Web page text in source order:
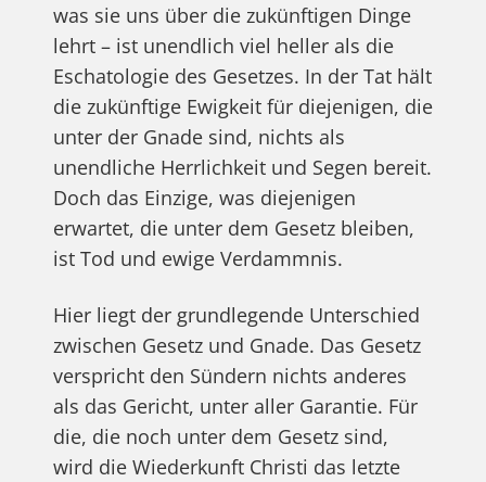
was sie uns über die zukünftigen Dinge
lehrt – ist unendlich viel heller als die
Eschatologie des Gesetzes. In der Tat hält
die zukünftige Ewigkeit für diejenigen, die
unter der Gnade sind, nichts als
unendliche Herrlichkeit und Segen bereit.
Doch das Einzige, was diejenigen
erwartet, die unter dem Gesetz bleiben,
ist Tod und ewige Verdammnis.
Hier liegt der grundlegende Unterschied
zwischen Gesetz und Gnade. Das Gesetz
verspricht den Sündern nichts anderes
als das Gericht, unter aller Garantie. Für
die, die noch unter dem Gesetz sind,
wird die Wiederkunft Christi das letzte